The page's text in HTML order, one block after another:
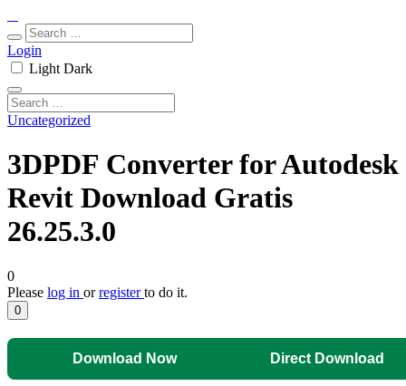
Login
Light Dark
Uncategorized
3DPDF Converter for Autodesk
Revit Download Gratis
26.25.3.0
0
Please log in orregisterto do it.
0
Download Now Direct Download